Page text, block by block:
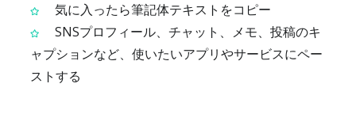
気に入ったら筆記体テキストをコピー
SNSプロフィール、チャット、メモ、投稿のキ
ャプションなど、使いたいアプリやサービスにペー
ストする